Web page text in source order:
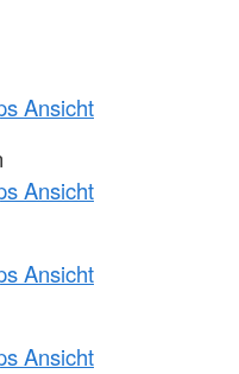
Ansicht
Ansicht
Ansicht
Ansicht